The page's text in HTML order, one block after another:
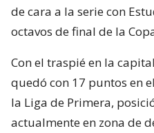
de cara a la serie con
octavos de final de la
Con el traspié en la
quedó con 17 puntos en
la Liga de Primera,
actualmente en zona de